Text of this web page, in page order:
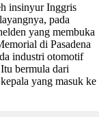
insinyur Inggris
pada
yang membuka
di Pasadena
industri otomotif
bermula dari
yang masuk ke